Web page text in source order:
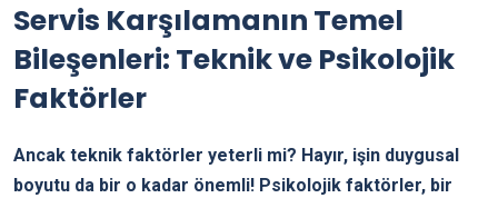
Servis Karşılamanın Temel
Bileşenleri: Teknik ve Psikolojik
Faktörler
Ancak teknik faktörler yeterli mi? Hayır, işin duygusal
boyutu da bir o kadar önemli! Psikolojik faktörler, bir